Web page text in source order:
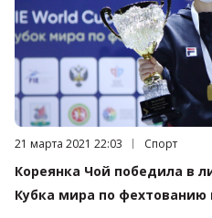
Дата публикации:
21 марта 2021 22:03 Категория:
Спорт
Кореянка Чой победила в
Кубка мира по фехтованию